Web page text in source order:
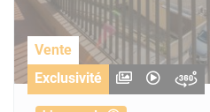
Vente
Exclusivité